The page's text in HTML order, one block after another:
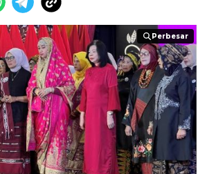
Perbesar
Perbesar